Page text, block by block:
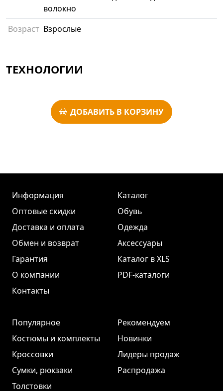
волокно
Возраст Взрослые
ТЕХНОЛОГИИ
ДОБАВИТЬ В КОРЗИНУ
Информация
Оптовые скидки
Доставка и оплата
Обмен и возврат
Гарантия
О компании
Контакты
Каталог
Обувь
Одежда
Аксессуары
Каталог в XLS
PDF-каталоги
Популярное
Костюмы и комплекты
Кроссовки
Сумки, рюкзаки
Толстовки
Рекомендуем
Новинки
Лидеры продаж
Распродажа